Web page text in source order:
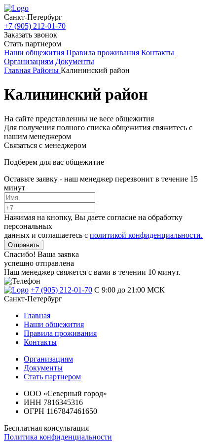
Санкт-Петербург
+7 (905) 212-01-70
Заказать звонок
Стать партнером
Наши общежития Правила проживания Контакты
Организациям Документы
Главная Районы Калининский район
Калининский район
На сайте представленны не весе общежития
Для получения полного списка общежития свяжитесь с
нашим менеджером
Связаться с менеджером
Подберем для вас общежитие
Оставьте заявку - наш менеджер перезвонит в течение 15
минут
Нажимая на кнопку, Вы даете согласие на обработку
персональных
данных и соглашаетесь с политикой конфиденциальности.
Отправить
Спасибо! Ваша заявка
успешно отправлена
Наш менеджер свяжется с вами в течении 10 минут.
+7 (905) 212-01-70 C 9:00 до 21:00 МСК
Санкт-Петербург
Главная
Наши общежития
Правила проживания
Контакты
Организациям
Документы
Стать партнером
ООО «Северный город»
ИНН 7816345316
ОГРН 1167847461650
Бесплатная консультация
Политика конфиденциальности